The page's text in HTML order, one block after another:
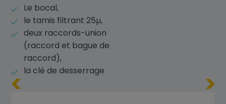
Le bocal,
le tamis filtrant 25µ,
deux raccords-union
(raccord et bague de
raccord),
la clé de desserrage